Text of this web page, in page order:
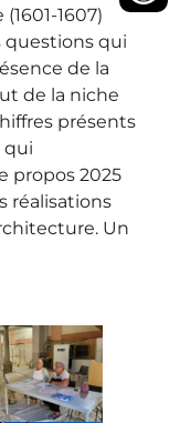
1607)
questions qui
de la
de la niche
présents
qui
propos 2025
réalisations
Un